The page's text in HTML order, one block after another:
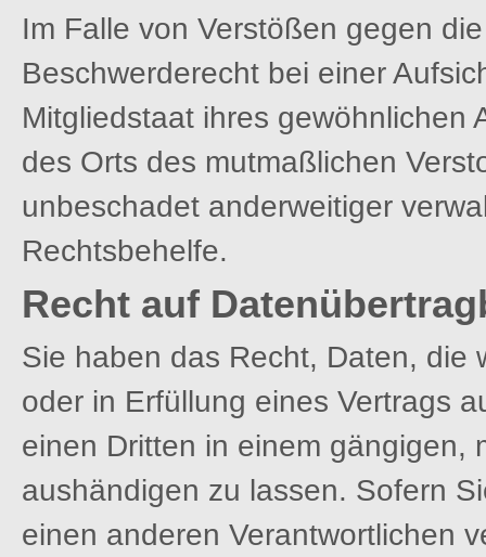
Im Falle von Verstößen gegen
Beschwerderecht bei einer
Mitgliedstaat ihres gewöhnlichen
des Orts des mutmaßlichen
unbeschadet anderweitiger
Rechtsbehelfe.
Recht auf
Sie haben das Recht, Daten, die
oder in Erfüllung eines Vertrags
einen Dritten in einem gängigen,
aushändigen zu lassen. Sofern
einen anderen Verantwortlichen